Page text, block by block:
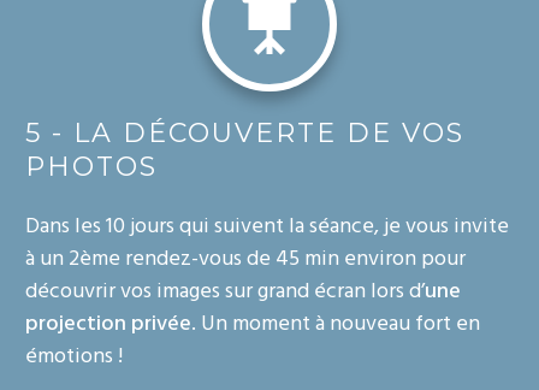
5 - LA DÉCOUVERTE DE VOS
PHOTOS
Dans les 10 jours qui suivent la séance, je vous invite
à un 2ème rendez-vous de 45 min environ pour
découvrir vos images sur grand écran lors d’une
projection privée. Un moment à nouveau fort en
émotions !